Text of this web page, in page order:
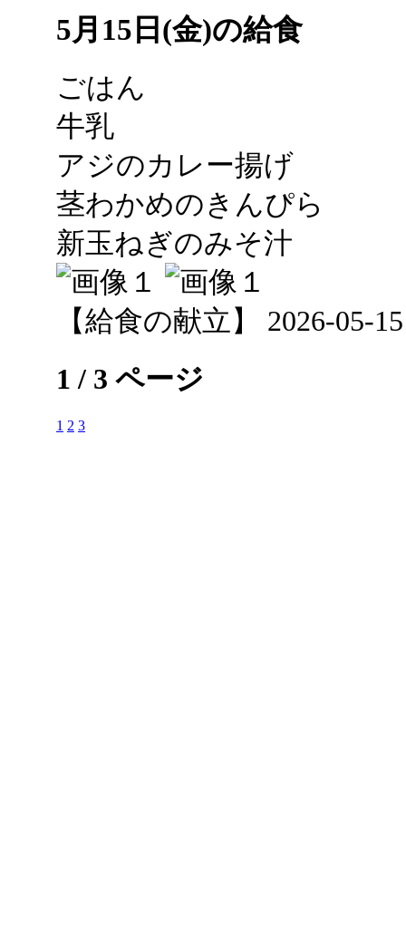
5月15日(金)の給食
ごはん
牛乳
アジのカレー揚げ
茎わかめのきんぴら
新玉ねぎのみそ汁
【給食の献立】 2026-05-
1 / 3 ページ
1 2 3